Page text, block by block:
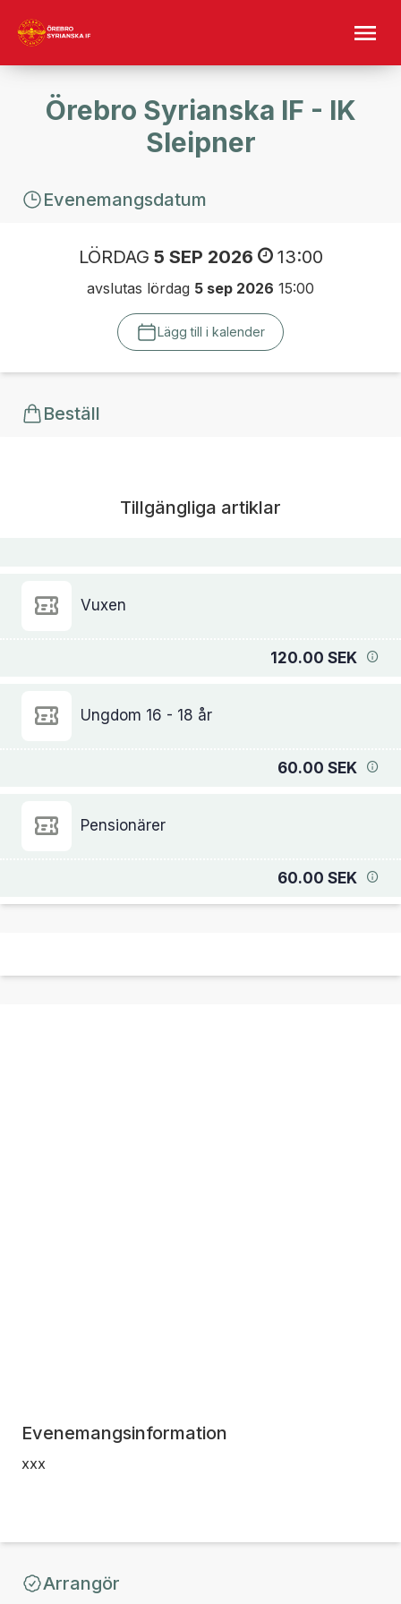
Örebro Syrianska IF - IK
Sleipner
Evenemangsdatum
LÖRDAG 5 SEP 2026 13:00
avslutas lördag 5 sep 2026 15:00
Lägg till i kalender
Beställ
Tillgängliga artiklar
Vuxen
120.00 SEK
Ungdom 16 - 18 år
60.00 SEK
Pensionärer
60.00 SEK
Evenemangsinformation
xxx
Arrangör